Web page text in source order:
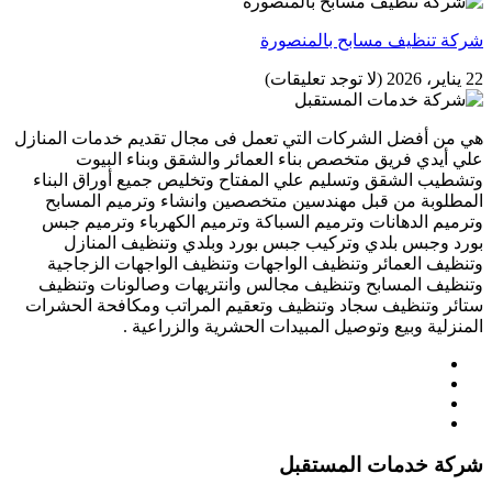
شركة تنظيف مسابح بالمنصورة
22 يناير، 2026 (لا توجد تعليقات)
هي من أفضل الشركات التي تعمل فى مجال تقديم خدمات المنازل
علي أيدي فريق متخصص بناء العمائر والشقق وبناء البيوت
وتشطيب الشقق وتسليم علي المفتاح وتخليص جميع أوراق البناء
المطلوبة من قبل مهندسين متخصصين وانشاء وترميم المسابح
وترميم الدهانات وترميم السباكة وترميم الكهرباء وترميم جبس
بورد وجبس بلدي وتركيب جبس بورد وبلدي وتنظيف المنازل
وتنظيف العمائر وتنظيف الواجهات وتنظيف الواجهات الزجاجية
وتنظيف المسابح وتنظيف مجالس وانتريهات وصالونات وتنظيف
ستائر وتنظيف سجاد وتنظيف وتعقيم المراتب ومكافحة الحشرات
المنزلية وبيع وتوصيل المبيدات الحشرية والزراعية .
شركة خدمات المستقبل